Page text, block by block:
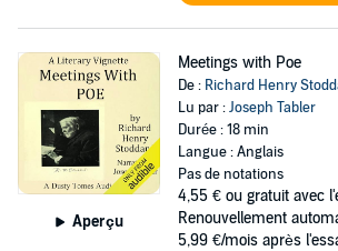
Aperçu
Meetings with Poe
De : Richard Henry
Lu par :Joseph Tabler
Durée : 18 min
Langue : Anglais
Pas de notations
4,55 € ou gratuit avec
Renouvellement
5,99 €/mois après